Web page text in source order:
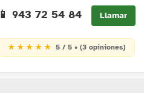
📱 943 72 54 84 Llamar
★ ★ ★ ★ ★ 5 / 5 • (3 opiniones)